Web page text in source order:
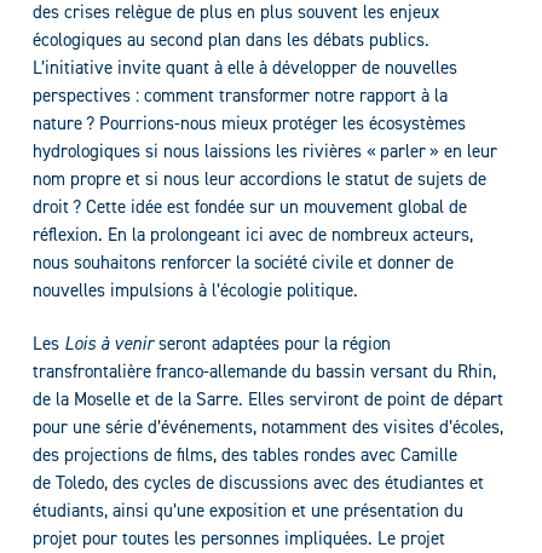
des crises relègue de plus en plus souvent les enjeux
écologiques au second plan dans les débats publics.
L’initiative invite quant à elle à développer de nouvelles
perspectives : comment transformer notre rapport à la
nature ? Pourrions-nous mieux protéger les écosystèmes
hydrologiques si nous laissions les rivières « parler » en leur
nom propre et si nous leur accordions le statut de sujets de
droit ? Cette idée est fondée sur un mouvement global de
réflexion. En la prolongeant ici avec de nombreux acteurs,
nous souhaitons renforcer la société civile et donner de
nouvelles impulsions à l’écologie politique.
Les Lois à venirseront adaptées pour la région
transfrontalière franco-allemande du bassin versant du Rhin,
de la Moselle et de la Sarre. Elles serviront de point de départ
pour une série d’événements, notamment des visites d’écoles,
des projections de films, des tables rondes avec Camille
de Toledo, des cycles de discussions avec des étudiantes et
étudiants, ainsi qu’une exposition et une présentation du
projet pour toutes les personnes impliquées. Le projet